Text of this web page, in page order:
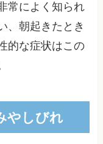
常によく知られ
、朝起きたとき
的な症状はこの
やしびれ